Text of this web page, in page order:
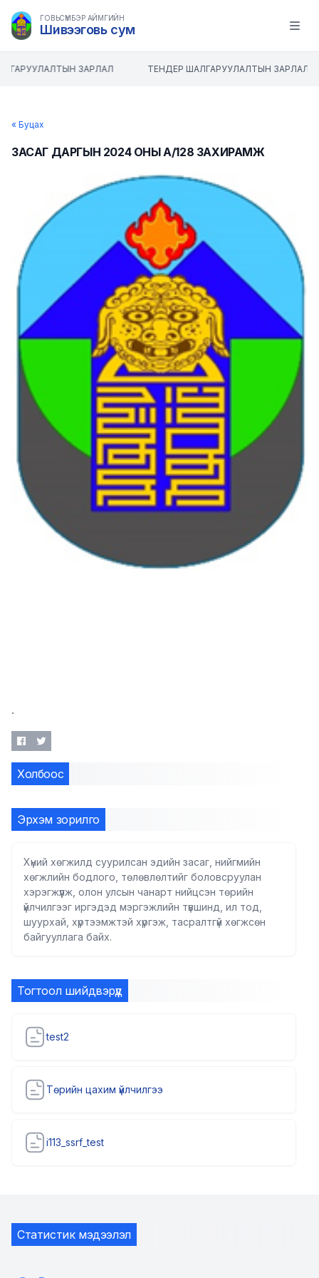
ГОВЬСҮМБЭР АЙМГИЙН
Шивээговь сум Open
ЗАРЛАЛ ТЕНДЕР ШАЛГАРУУЛАЛТЫН ЗАРЛАЛ
« Буцах
ЗАСАГ ДАРГЫН 2024 ОНЫ А/128 ЗАХИРАМЖ
.
Холбоос
Эрхэм зорилго
Хүний хөгжилд суурилсан эдийн засаг, нийгмийн
хөгжлийн бодлого, төлөвлөлтийг боловсруулан
хэрэгжүүлж, олон улсын чанарт нийцсэн төрийн
үйлчилгээг иргэдэд мэргэжлийн түвшинд, ил тод,
шуурхай, хүртээмжтэй хүргэж, тасралтгүй хөгжсөн
байгууллага байх.
Тогтоол шийдвэрүүд
test2
Төрийн цахим үйлчилгээ
i113_ssrf_test
Статистик мэдээлэл